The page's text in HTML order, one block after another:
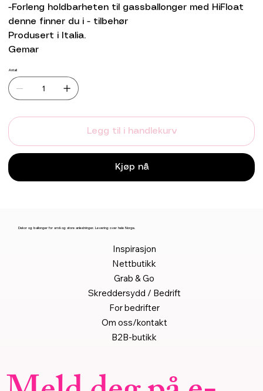
-Forleng holdbarheten til gassballonger med HiFloat
denne finner du i - tilbehør
Produsert i Italia.
Gemar
Antall
Legg til i handlekurv
Kjøp nå
Dekor og ballonger for små og store anledninger. Levering over hele Norge.
Inspirasjon
Nettbutikk
Grab & Go
Skreddersydd / Bedrift
For bedrifter
Om oss/kontakt
B2B-butikk